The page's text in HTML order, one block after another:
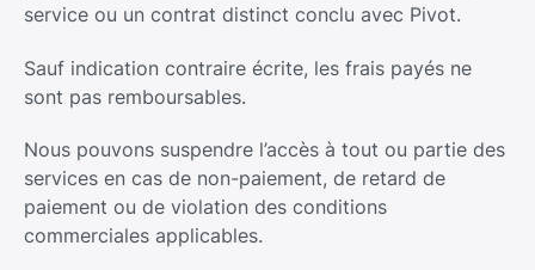
service ou un contrat distinct conclu avec Pivot.
Sauf indication contraire écrite, les frais payés ne
sont pas remboursables.
Nous pouvons suspendre l’accès à tout ou partie des
services en cas de non-paiement, de retard de
paiement ou de violation des conditions
commerciales applicables.